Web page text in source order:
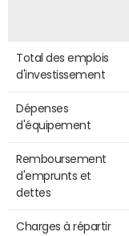
Total des emplois
d'investissement
Dépenses
d'équipement
Remboursement
d'emprunts et
dettes
Charges à répartir